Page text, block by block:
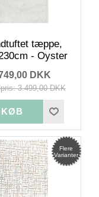
tæppe,
- Oyster
DKK
3.499,00 DKK
Flere
Varianter